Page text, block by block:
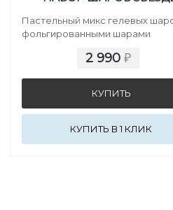
Пастельный микс гелевых
фольгированными шарами
2 990₽
КУПИТЬ В 1 КЛИК